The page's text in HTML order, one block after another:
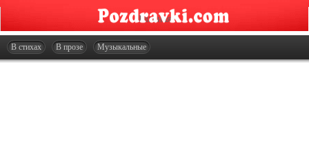
Главная
Открытки
В стихах В прозе Музыкальные